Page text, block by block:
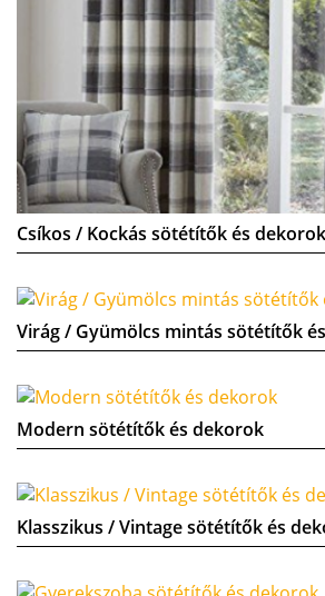
Csíkos / Kockás sötétítők és dekorok
Virág / Gyümölcs mintás sötétítők
Modern sötétítők és dekorok
Klasszikus / Vintage sötétítők és